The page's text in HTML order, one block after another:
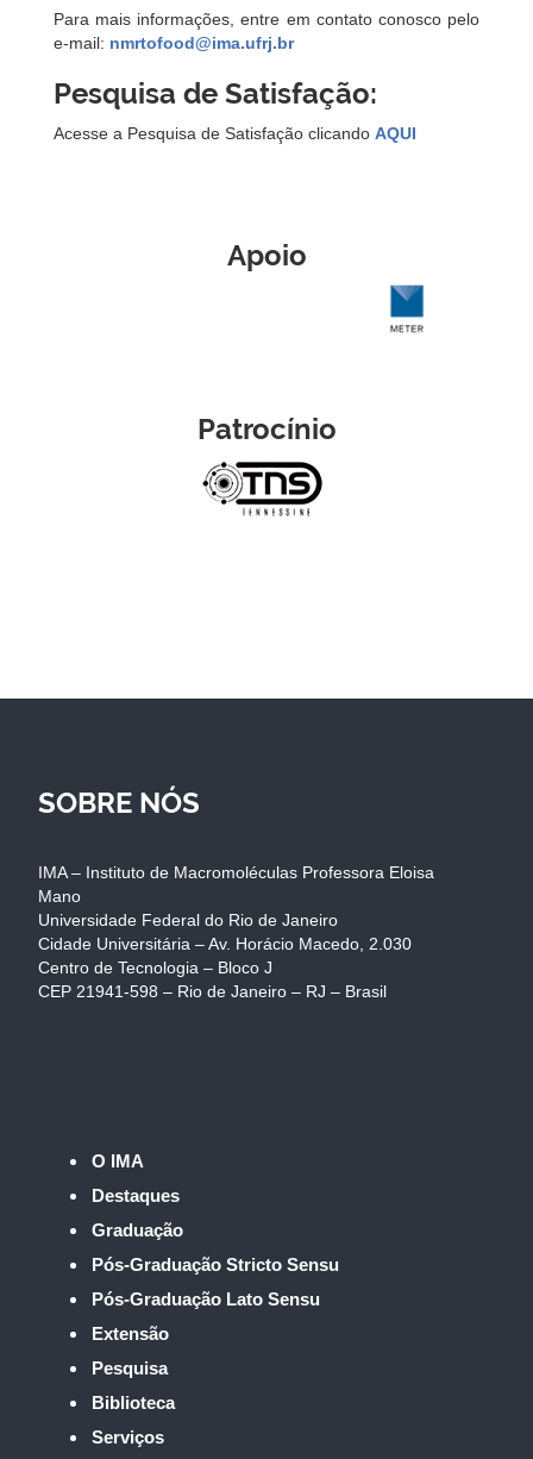
Para mais informações, entre em contato conosco pelo
e-mail: nmrtofood@ima.ufrj.br
Pesquisa de Satisfação:
Acesse a Pesquisa de Satisfação clicando AQUI
Apoio
Patrocínio
SOBRE NÓS
IMA – Instituto de Macromoléculas Professora Eloisa
Mano
Universidade Federal do Rio de Janeiro
Cidade Universitária – Av. Horácio Macedo, 2.030
Centro de Tecnologia – Bloco J
CEP 21941-598 – Rio de Janeiro – RJ – Brasil
O IMA
Destaques
Graduação
Pós-Graduação Stricto Sensu
Pós-Graduação Lato Sensu
Extensão
Pesquisa
Biblioteca
Serviços